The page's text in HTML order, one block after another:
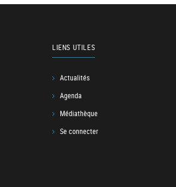
LIENS UTILES
Actualités
Agenda
Médiathèque
Se connecter